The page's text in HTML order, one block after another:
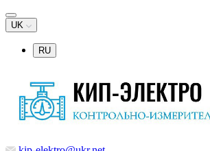
UK
RU